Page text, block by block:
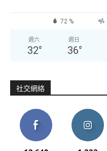
72 %
週六
32°
週日
36°
社交網絡